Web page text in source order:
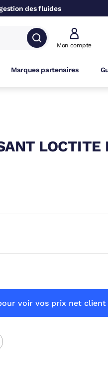
des fluides
Mon compte
Marques partenaires
LOCTITE
voir vos prix net client